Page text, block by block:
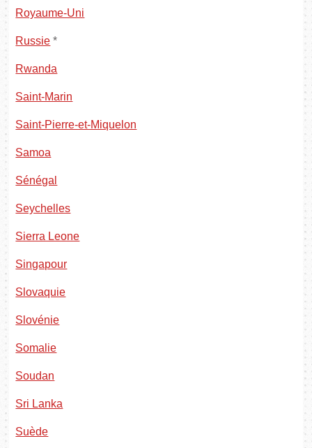
Royaume-Uni
Russie *
Rwanda
Saint-Marin
Saint-Pierre-et-Miquelon
Samoa
Sénégal
Seychelles
Sierra Leone
Singapour
Slovaquie
Slovénie
Somalie
Soudan
Sri Lanka
Suède